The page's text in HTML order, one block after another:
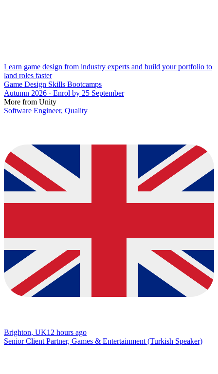
Learn game design from industry experts and build your portfolio to
land roles faster
Game Design Skills Bootcamps
Autumn 2026 · Enrol by 25 September
More from Unity
Software Engineer, Quality
Brighton, UK12 hours ago
Senior Client Partner, Games & Entertainment (Turkish Speaker)